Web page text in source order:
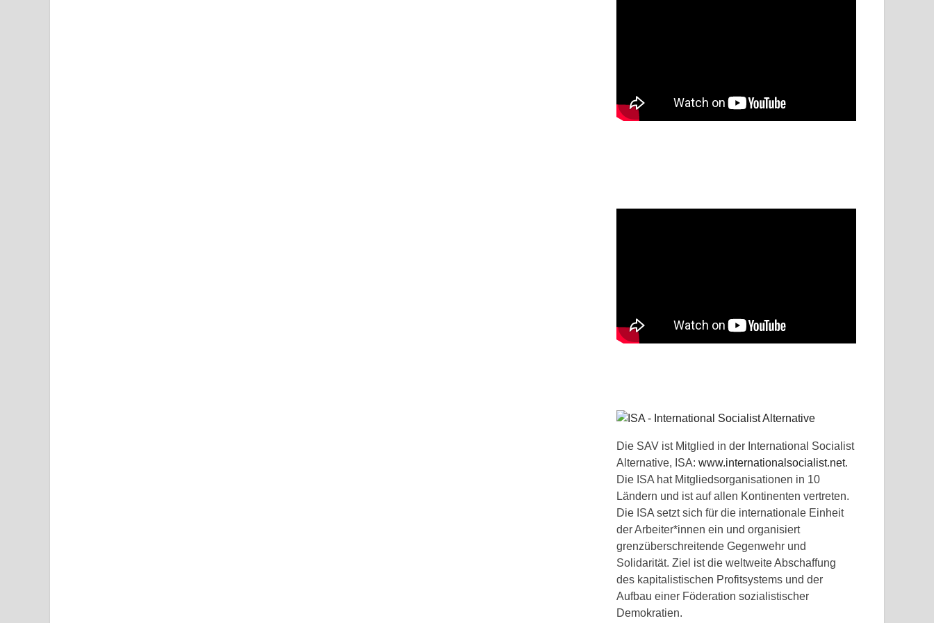
Die SAV ist Mitglied in der International Socialist
Alternative, ISA:www.internationalsocialist.net.
Die ISA hat Mitgliedsorganisationen in 10
Ländern und ist auf allen Kontinenten vertreten.
Die ISA setzt sich für die internationale Einheit
der Arbeiter*innen ein und organisiert
grenzüberschreitende Gegenwehr und
Solidarität. Ziel ist die weltweite Abschaffung
des kapitalistischen Profitsystems und der
Aufbau einer Föderation sozialistischer
Demokratien.